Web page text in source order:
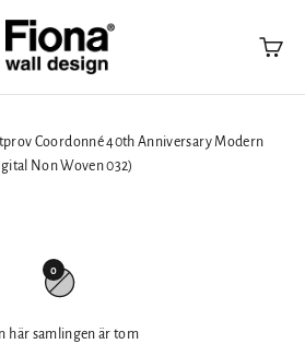
Fiona Walldesign
Coordonné 40th Anniversary Modern
Non Woven 032)
0
här samlingen är tom